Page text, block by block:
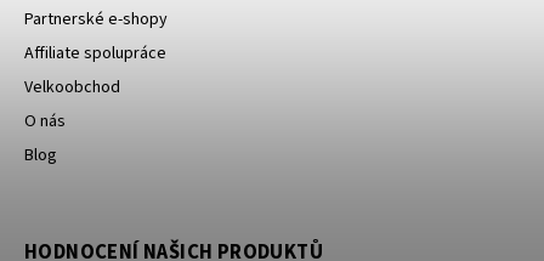
Partnerské e-shopy
Affiliate spolupráce
Velkoobchod
O nás
Blog
HODNOCENÍ NAŠICH PRODUKTŮ